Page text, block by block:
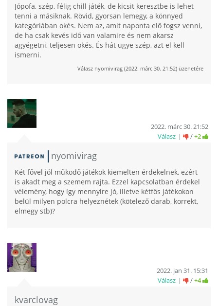
Jópofa, szép, félig chill játék, de kicsit keresztbe is lehet
tenni a másiknak. Rövid, gyorsan lemegy, a könnyed
kategóriában okés. Nem az, amit naponta elő fogsz venni,
de ha csak kevés idő van valamire és nem akarsz
agyégetni, teljesen okés. És hát ugye szép, azt el kell
ismerni.
Válasz nyomivirag (2022. márc 30. 21:52) üzenetére
nyomivirag
2022. márc 30. 21:52
Válasz
/+2
Két fővel jól működő játékok kiemelten érdekelnek, ezért
is akadt meg a szemem rajta. Ezzel kapcsolatban érdekel
vélemény, hogy így mennyire jó, illetve kétfős játékokon
belül milyen polcra helyeznétek (kötelező darab, korrekt,
elmegy stb)?
kvarclovag
2022. jan 31. 15:31
Válasz
/+4